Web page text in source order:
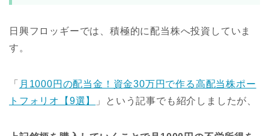
日興フロッギーでは、積極的に配当株へ投資していま
す。
「 月1000円の配当金！資金30万円で作る高配当株ポー
トフォリオ【9選】
」という記事でも紹介しましたが、